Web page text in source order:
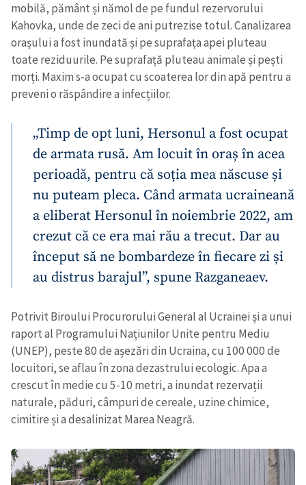
mobilă, pământ și nămol de pe fundul rezervorului
Kahovka, unde de zeci de ani putrezise totul. Canalizarea
orașului a fost inundată și pe suprafața apei pluteau
toate reziduurile. Pe suprafață pluteau animale și pești
morți. Maxim s-a ocupat cu scoaterea lor din apă pentru a
preveni o răspândire a infecțiilor.
„Timp de opt luni, Hersonul a fost ocupat
de armata rusă. Am locuit în oraș în acea
perioadă, pentru că soția mea născuse și
nu puteam pleca. Când armata ucraineană
a eliberat Hersonul în noiembrie 2022, am
crezut că ce era mai rău a trecut. Dar au
început să ne bombardeze în fiecare zi și
au distrus barajul”, spune Razganeaev.
Potrivit Biroului Procurorului General al Ucrainei și a unui
raport al Programului Națiunilor Unite pentru Mediu
(UNEP), peste 80 de așezări din Ucraina, cu 100 000 de
locuitori, se aflau în zona dezastrului ecologic. Apa a
crescut în medie cu 5-10 metri, a inundat rezervații
naturale, păduri, câmpuri de cereale, uzine chimice,
cimitire și a desalinizat Marea Neagră.